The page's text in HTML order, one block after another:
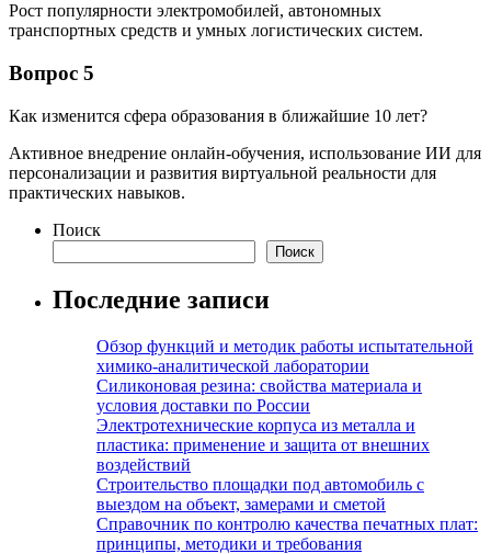
Рост популярности электромобилей, автономных
транспортных средств и умных логистических систем.
Вопрос 5
Как изменится сфера образования в ближайшие 10 лет?
Активное внедрение онлайн-обучения, использование ИИ для
персонализации и развития виртуальной реальности для
практических навыков.
Поиск
Поиск
Последние записи
Обзор функций и методик работы испытательной
химико-аналитической лаборатории
Силиконовая резина: свойства материала и
условия доставки по России
Электротехнические корпуса из металла и
пластика: применение и защита от внешних
воздействий
Строительство площадки под автомобиль с
выездом на объект, замерами и сметой
Справочник по контролю качества печатных плат:
принципы, методики и требования